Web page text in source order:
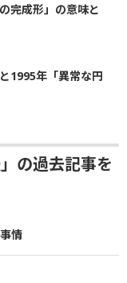
完成形」の意味と
1995年「異常な円
の過去記事を
情